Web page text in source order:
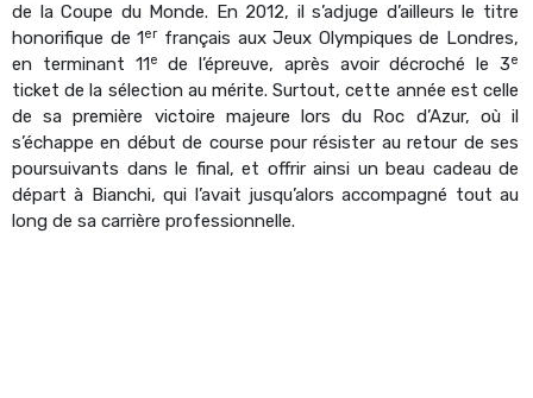
de la Coupe du Monde. En 2012, il s’adjuge d’ailleurs le titre
honorifique de 1erfrançais aux Jeux Olympiques de Londres,
en terminant 11e de l’épreuve, après avoir décroché le 3e
ticket de la sélection au mérite. Surtout, cette année est celle
de sa première victoire majeure lors du Roc d’Azur, où il
s’échappe en début de course pour résister au retour de ses
poursuivants dans le final, et offrir ainsi un beau cadeau de
départ à Bianchi, qui l’avait jusqu’alors accompagné tout au
long de sa carrière professionnelle.